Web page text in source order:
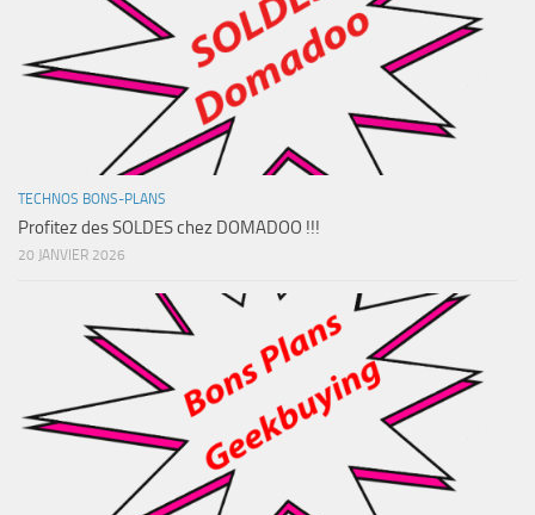
TECHNOS BONS-PLANS
Profitez des SOLDES chez DOMADOO !!!
20 JANVIER 2026